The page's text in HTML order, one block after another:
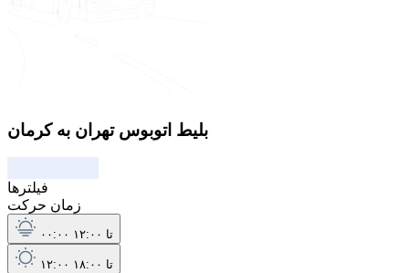
بلیط اتوبوس تهران به کرمان
فیلترها
زمان حرکت
۰۰:۰۰ تا ۱۲:۰۰
۱۲:۰۰ تا ۱۸:۰۰